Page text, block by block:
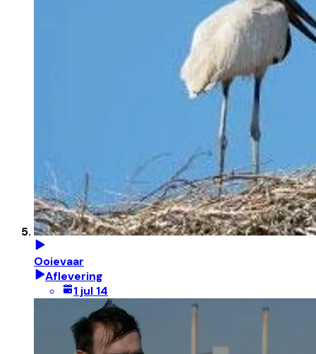
Ooievaar
Aflevering
1 jul 14